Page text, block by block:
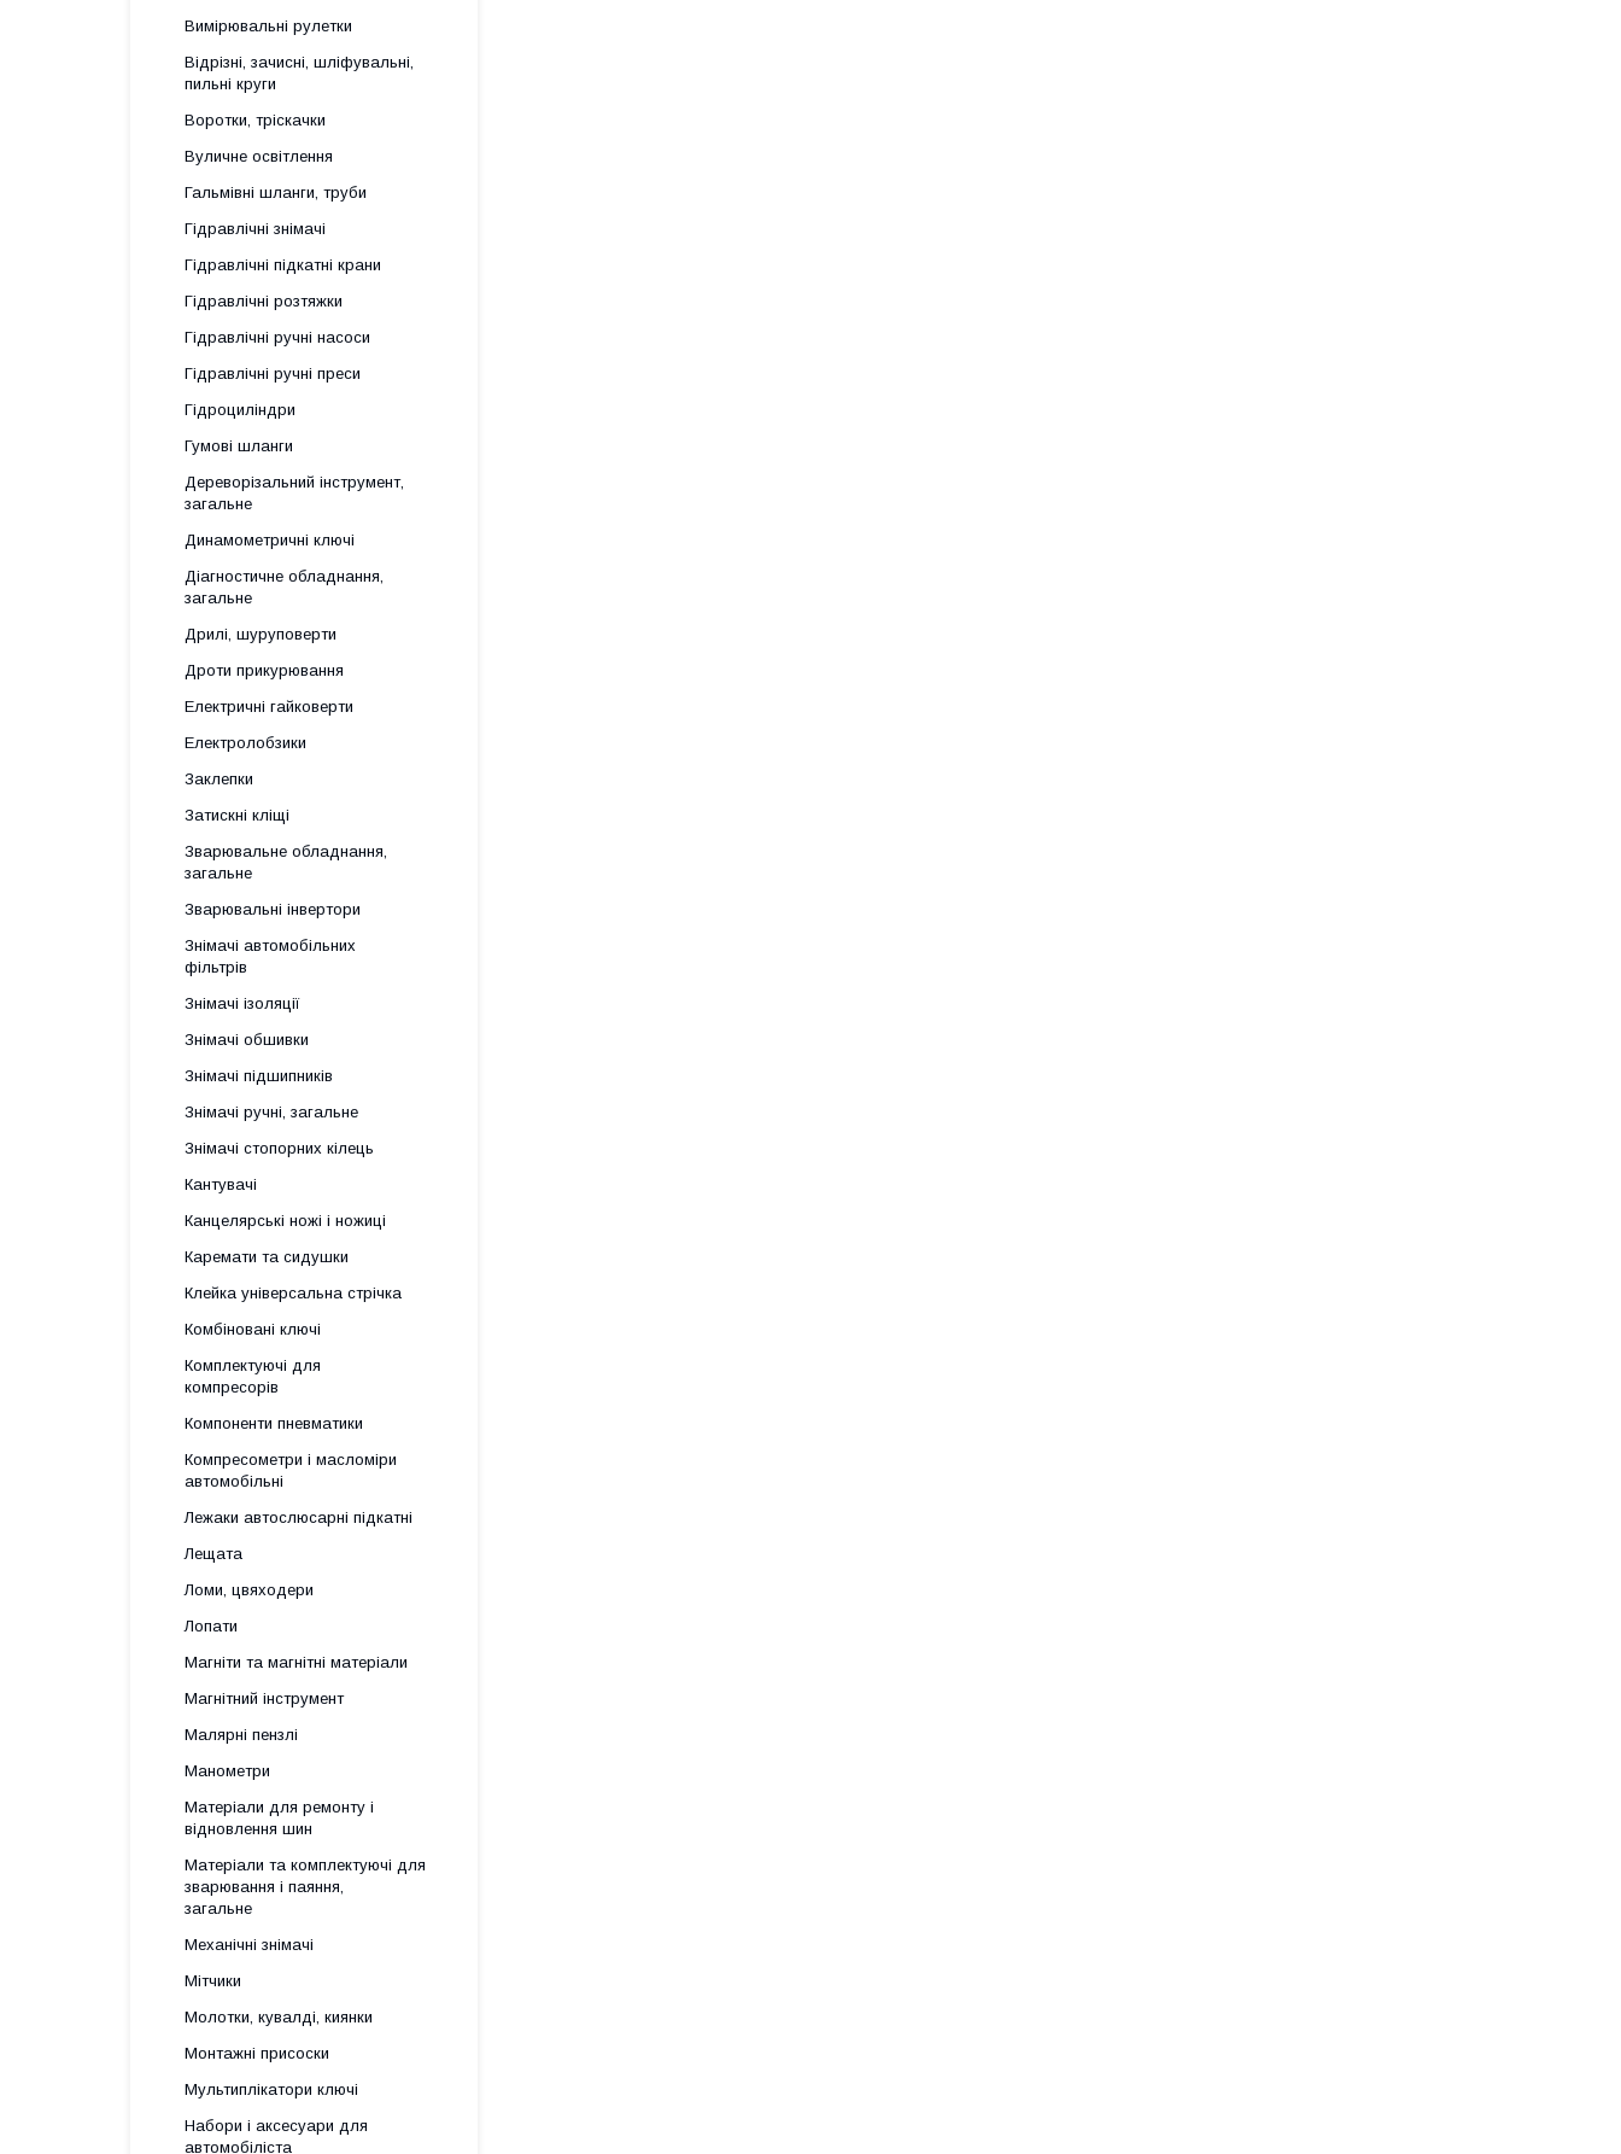
Вимірювальні рулетки
Відрізні, зачисні, шліфувальні,
пильні круги
Воротки, тріскачки
Вуличне освітлення
Гальмівні шланги, труби
Гідравлічні знімачі
Гідравлічні підкатні крани
Гідравлічні розтяжки
Гідравлічні ручні насоси
Гідравлічні ручні преси
Гідроциліндри
Гумові шланги
Дереворізальний інструмент,
загальне
Динамометричні ключі
Діагностичне обладнання,
загальне
Дрилі, шуруповерти
Дроти прикурювання
Електричні гайковерти
Електролобзики
Заклепки
Затискні кліщі
Зварювальне обладнання,
загальне
Зварювальні інвертори
Знімачі автомобільних
фільтрів
Знімачі ізоляції
Знімачі обшивки
Знімачі підшипників
Знімачі ручні, загальне
Знімачі стопорних кілець
Кантувачі
Канцелярські ножі і ножиці
Каремати та сидушки
Клейка універсальна стрічка
Комбіновані ключі
Комплектуючі для
компресорів
Компоненти пневматики
Компресометри і масломіри
автомобільні
Лежаки автослюсарні підкатні
Лещата
Ломи, цвяходери
Лопати
Магніти та магнітні матеріали
Магнітний інструмент
Малярні пензлі
Манометри
Матеріали для ремонту і
відновлення шин
Матеріали та комплектуючі для
зварювання і паяння,
загальне
Механічні знімачі
Мітчики
Молотки, кувалді, киянки
Монтажні присоски
Мультиплікатори ключі
Набори і аксесуари для
автомобіліста